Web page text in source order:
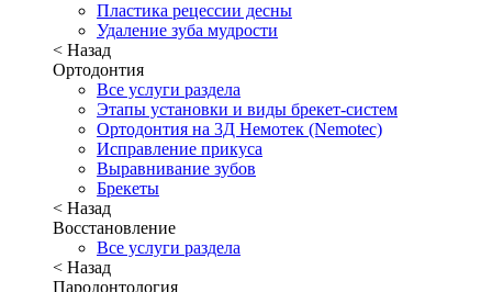
Пластика рецессии десны
Удаление зуба мудрости
< Назад
Ортодонтия
Все услуги раздела
Этапы установки и виды брекет-систем
Ортодонтия на 3Д Немотек (Nemotec)
Исправление прикуса
Выравнивание зубов
Брекеты
< Назад
Восстановление
Все услуги раздела
< Назад
Пародонтология